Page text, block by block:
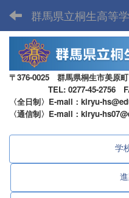
群馬県立桐生高等
〒376-0025 群馬県桐生市美原
TEL: 0277-45-2756
〈全日制〉E-mail：kiryu-
〈通信制〉E-mail：kiryu-
学